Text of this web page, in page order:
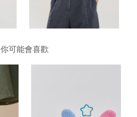
你可能會喜歡